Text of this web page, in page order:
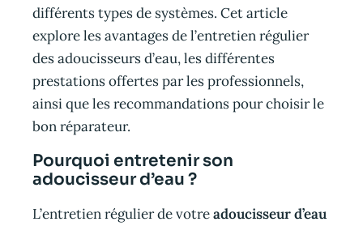
différents types de systèmes. Cet article
explore les avantages de l’entretien régulier
des adoucisseurs d’eau, les différentes
prestations offertes par les professionnels,
ainsi que les recommandations pour choisir le
bon réparateur.
Pourquoi entretenir son
adoucisseur d’eau ?
L’entretien régulier de votreadoucisseur d’eau